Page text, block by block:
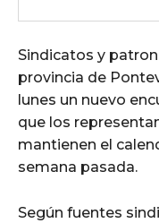
Sindicatos y
provincia de
lunes un nuevo
que los
mantienen el
semana pasada.
Según fuentes